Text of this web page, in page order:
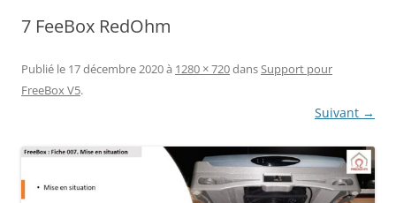
7 FeeBox RedOhm
Publié le 17 décembre 2020à 1280 × 720dans Support pour
FreeBox V5.
Suivant →